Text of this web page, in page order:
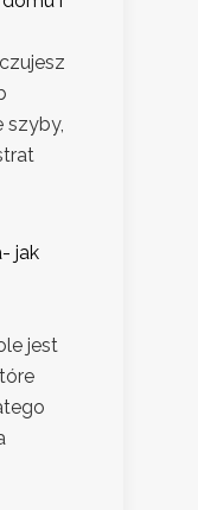
szyby,
jak
jest